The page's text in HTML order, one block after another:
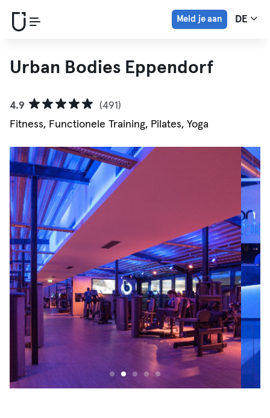
Meld je aan DE
Urban Bodies Eppendorf
4.9
(491)
Fitness, Functionele Training, Pilates, Yoga